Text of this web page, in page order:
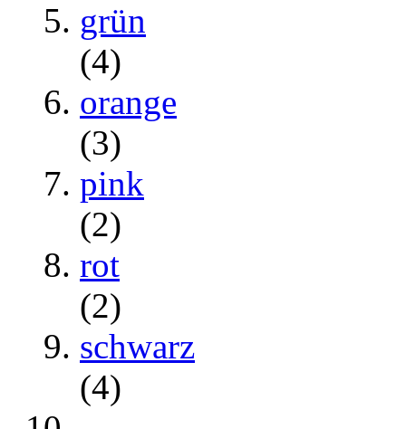
grün
(4)
orange
(3)
pink
(2)
rot
(2)
schwarz
(4)